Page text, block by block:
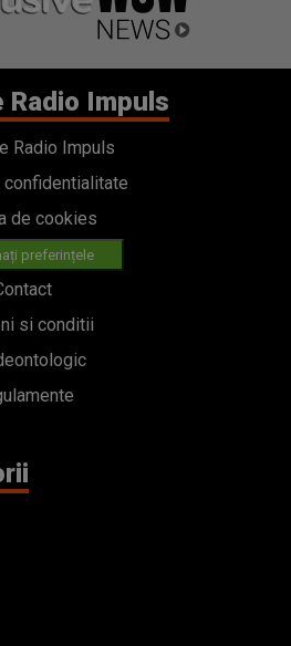
Radio Impuls
Radio Impuls
de cookies
preferințele
si conditii